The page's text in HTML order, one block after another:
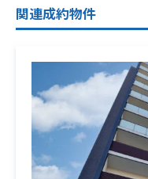
関連成約物件